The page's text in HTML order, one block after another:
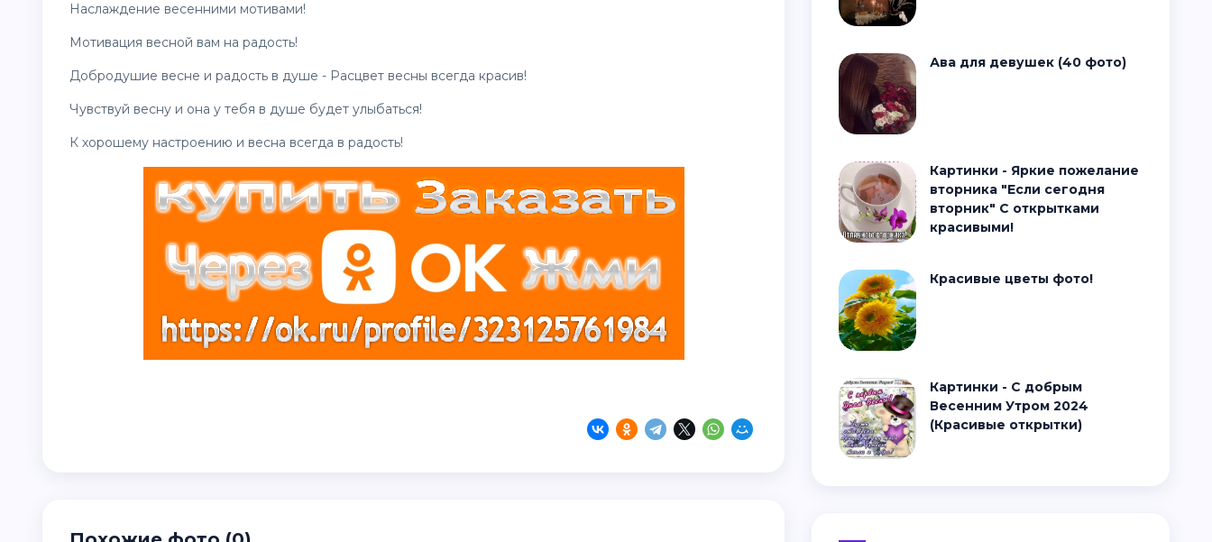
Наслаждение весенними мотивами!
Мотивация весной вам на радость!
Добродушие весне и радость в душе - Расцвет весны всегда красив!
Чувствуй весну и она у тебя в душе будет улыбаться!
К хорошему настроению и весна всегда в радость!
Ава для девушек (40 фото)
Картинки - Яркие пожелание
вторника "Если сегодня
вторник" С открытками
красивыми!
Красивые цветы фото!
Картинки - С добрым
Весенним Утром 2024
(Красивые открытки)